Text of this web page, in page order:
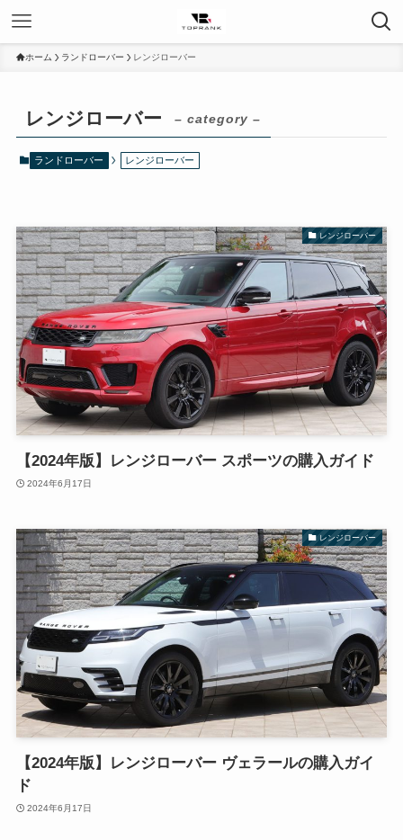
ホーム ランドローバー レンジローバー
レンジローバー – category –
ランドローバー レンジローバー
レンジローバー
【2024年版】レンジローバー スポーツの購入ガイド
2024年6月17日
レンジローバー
【2024年版】レンジローバー ヴェラールの購入ガイ
ド
2024年6月17日